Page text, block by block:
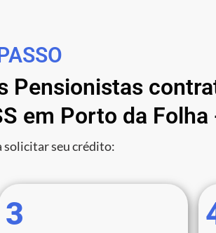
Pensionistas
em Porto da Folha
solicitar seu crédito:
3